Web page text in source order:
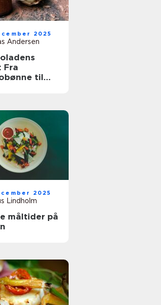
2025
Andersen
Fra
til
2025
Lindholm
måltider på